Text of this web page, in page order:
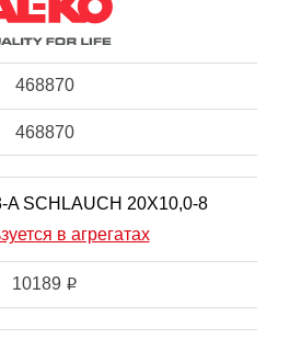
468870
468870
A SCHLAUCH 20X10,0-8
в агрегатах
10189 i